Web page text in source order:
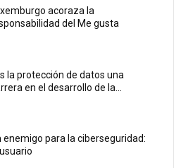
acoraza la
del Me gusta
la protección de datos una
en el desarrollo de la...
enemigo para la ciberseguridad: